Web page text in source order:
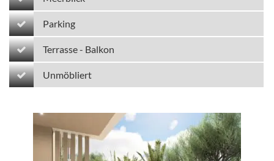
Parking
Terrasse - Balkon
Unmöbliert